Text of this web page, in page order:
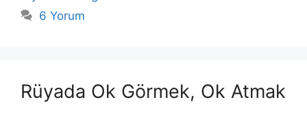
6 Yorum
Rüyada Ok Görmek, Ok Atmak